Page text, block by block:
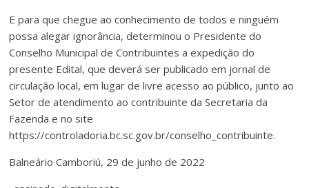
E para que chegue ao conhecimento de todos e ninguém
possa alegar ignorância, determinou o Presidente do
Conselho Municipal de Contribuintes a expedição do
presente Edital, que deverá ser publicado em jornal de
circulação local, em lugar de livre acesso ao público, junto ao
Setor de atendimento ao contribuinte da Secretaria da
Fazenda e no site
https://controladoria.bc.sc.gov.br/conselho_contribuinte.
Balneário Camboriú, 29 de junho de 2022